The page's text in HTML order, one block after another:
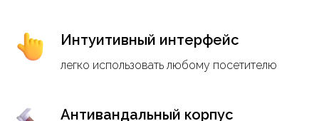
Интуитивный интерфейс
легко использовать любому посетителю
Антивандальный корпус